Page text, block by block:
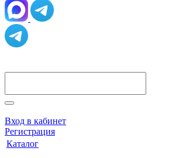
Вход в кабинет
Регистрация
Каталог